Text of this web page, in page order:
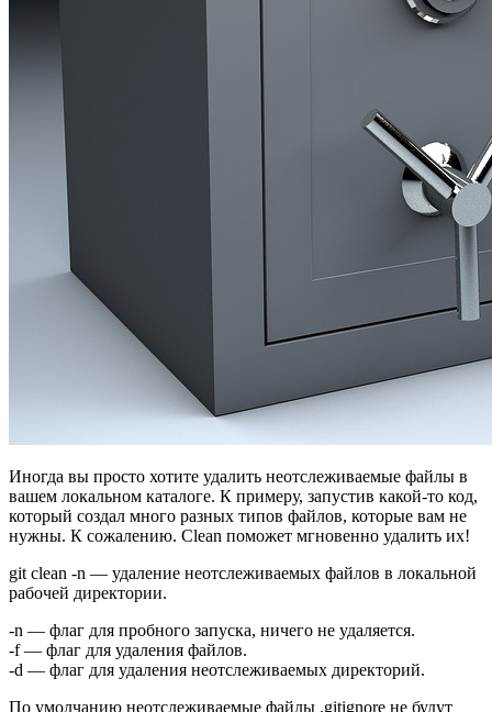
Иногда вы просто хотите удалить неотслеживаемые файлы в
вашем локальном каталоге. К примеру, запустив какой-то код,
который создал много разных типов файлов, которые вам не
нужны. К сожалению. Clean поможет мгновенно удалить их!
git clean -n — удаление неотслеживаемых файлов в локальной
рабочей директории.
-n — флаг для пробного запуска, ничего не удаляется.
-f — флаг для удаления файлов.
-d — флаг для удаления неотслеживаемых директорий.
По умолчанию неотслеживаемые файлы .gitignore не будут